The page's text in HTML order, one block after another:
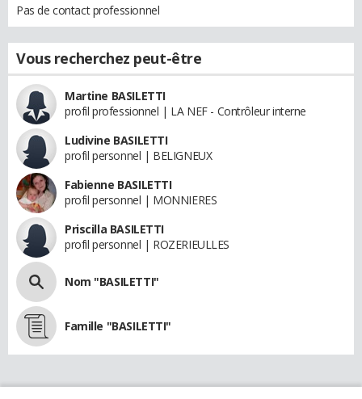
Pas de contact professionnel
Vous recherchez peut-être
Martine BASILETTI
profil professionnel | LA NEF - Contrôleur interne
Ludivine BASILETTI
profil personnel | BELIGNEUX
Fabienne BASILETTI
profil personnel | MONNIERES
Priscilla BASILETTI
profil personnel | ROZERIEULLES
Nom "BASILETTI"
Famille "BASILETTI"